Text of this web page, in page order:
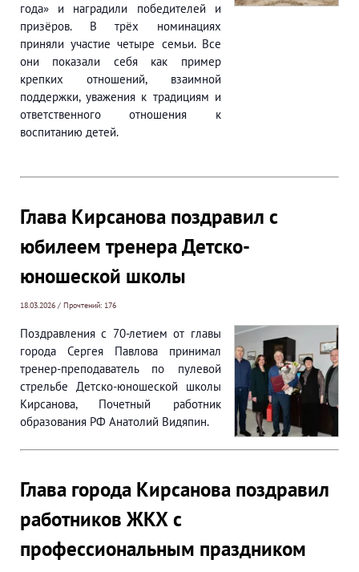
года» и наградили победителей и
призёров. В трёх номинациях
приняли участие четыре семьи. Все
они показали себя как пример
крепких отношений, взаимной
поддержки, уважения к традициям и
ответственного отношения к
воспитанию детей.
Глава Кирсанова поздравил с
юбилеем тренера Детско-
юношеской школы
18.03.2026 / Прочтений: 176
Поздравления с 70-летием от главы
города Сергея Павлова принимал
тренер-преподаватель по пулевой
стрельбе Детско-юношеской школы
Кирсанова, Почетный работник
образования РФ Анатолий Видяпин.
Глава города Кирсанова поздравил
работников ЖКХ с
профессиональным праздником